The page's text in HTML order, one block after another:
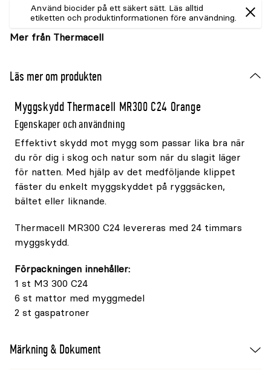
Använd biocider på ett säkert sätt. Läs alltid
etiketten och produktinformationen före användning.
Mer från Thermacell
Läs mer om produkten
Myggskydd Thermacell MR300 C24 Orange
Egenskaper och användning
Effektivt skydd mot mygg som passar lika bra när
du rör dig i skog och natur som när du slagit läger
för natten. Med hjälp av det medföljande klippet
fäster du enkelt myggskyddet på ryggsäcken,
bältet eller liknande.
Thermacell MR300 C24 levereras med 24 timmars
myggskydd.
Förpackningen innehåller:
1 st M3 300 C24
6 st mattor med myggmedel
2 st gaspatroner
Märkning & Dokument